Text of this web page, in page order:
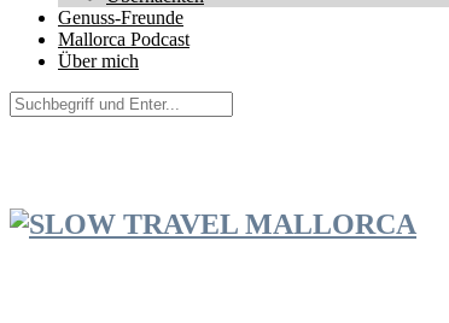
Genuss-Freunde
Mallorca Podcast
Über mich